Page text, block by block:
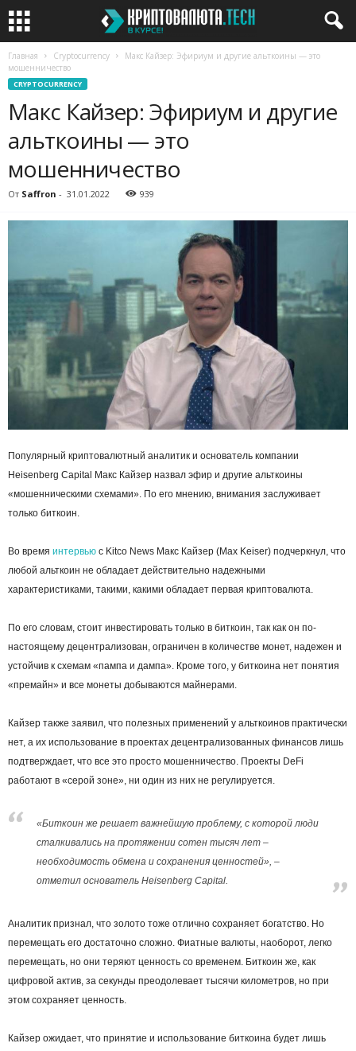
Главная Cryptocurrency
Макс Кайзер: Эфириум и другие альткоины — это
мошенничество
CRYPTOCURRENCY
Макс Кайзер: Эфириум и другие
альткоины — это
мошенничество
От Saffron - 31.01.2022 939
Популярный криптовалютный аналитик и основатель компании
Heisenberg Capital Макс Кайзер назвал эфир и другие альткоины
«мошенническими схемами». По его мнению, внимания заслуживает
только биткоин.
Во время интервью с Kitco News Макс Кайзер (Max Keiser) подчеркнул, что
любой альткоин не обладает действительно надежными
характеристиками, такими, какими обладает первая криптовалюта.
По его словам, стоит инвестировать только в биткоин, так как он по-
настоящему децентрализован, ограничен в количестве монет, надежен и
устойчив к схемам «пампа и дампа». Кроме того, у биткоина нет понятия
«премайн» и все монеты добываются майнерами.
Кайзер также заявил, что полезных применений у альткоинов практически
нет, а их использование в проектах децентрализованных финансов лишь
подтверждает, что все это просто мошенничество. Проекты DeFi
работают в «серой зоне», ни один из них не регулируется.
«Биткоин же решает важнейшую проблему, с которой люди
сталкивались на протяжении сотен тысяч лет –
необходимость обмена и сохранения ценностей», –
отметил основатель Heisenberg Capital.
Аналитик признал, что золото тоже отлично сохраняет богатство. Но
перемещать его достаточно сложно. Фиатные валюты, наоборот, легко
перемещать, но они теряют ценность со временем. Биткоин же, как
цифровой актив, за секунды преодолевает тысячи километров, но при
этом сохраняет ценность.
Кайзер ожидает, что принятие и использование биткоина будет лишь